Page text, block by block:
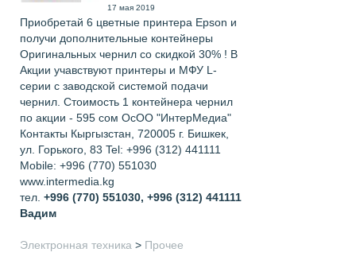
17 мая 2019
Приобретай 6 цветные принтера Epson и
получи дополнительные контейнеры
Оригинальных чернил со скидкой 30% ! В
Акции учавствуют принтеры и МФУ L-
серии с заводской системой подачи
чернил. Стоимость 1 контейнера чернил
по акции - 595 сом ОсОО "ИнтерМедиа"
Контакты Кыргызстан, 720005 г. Бишкек,
ул. Горького, 83 Tel: +996 (312) 441111
Mobile: +996 (770) 551030
www.intermedia.kg
тел. +996 (770) 551030, +996 (312) 441111
Вадим
Электронная техника > Прочее